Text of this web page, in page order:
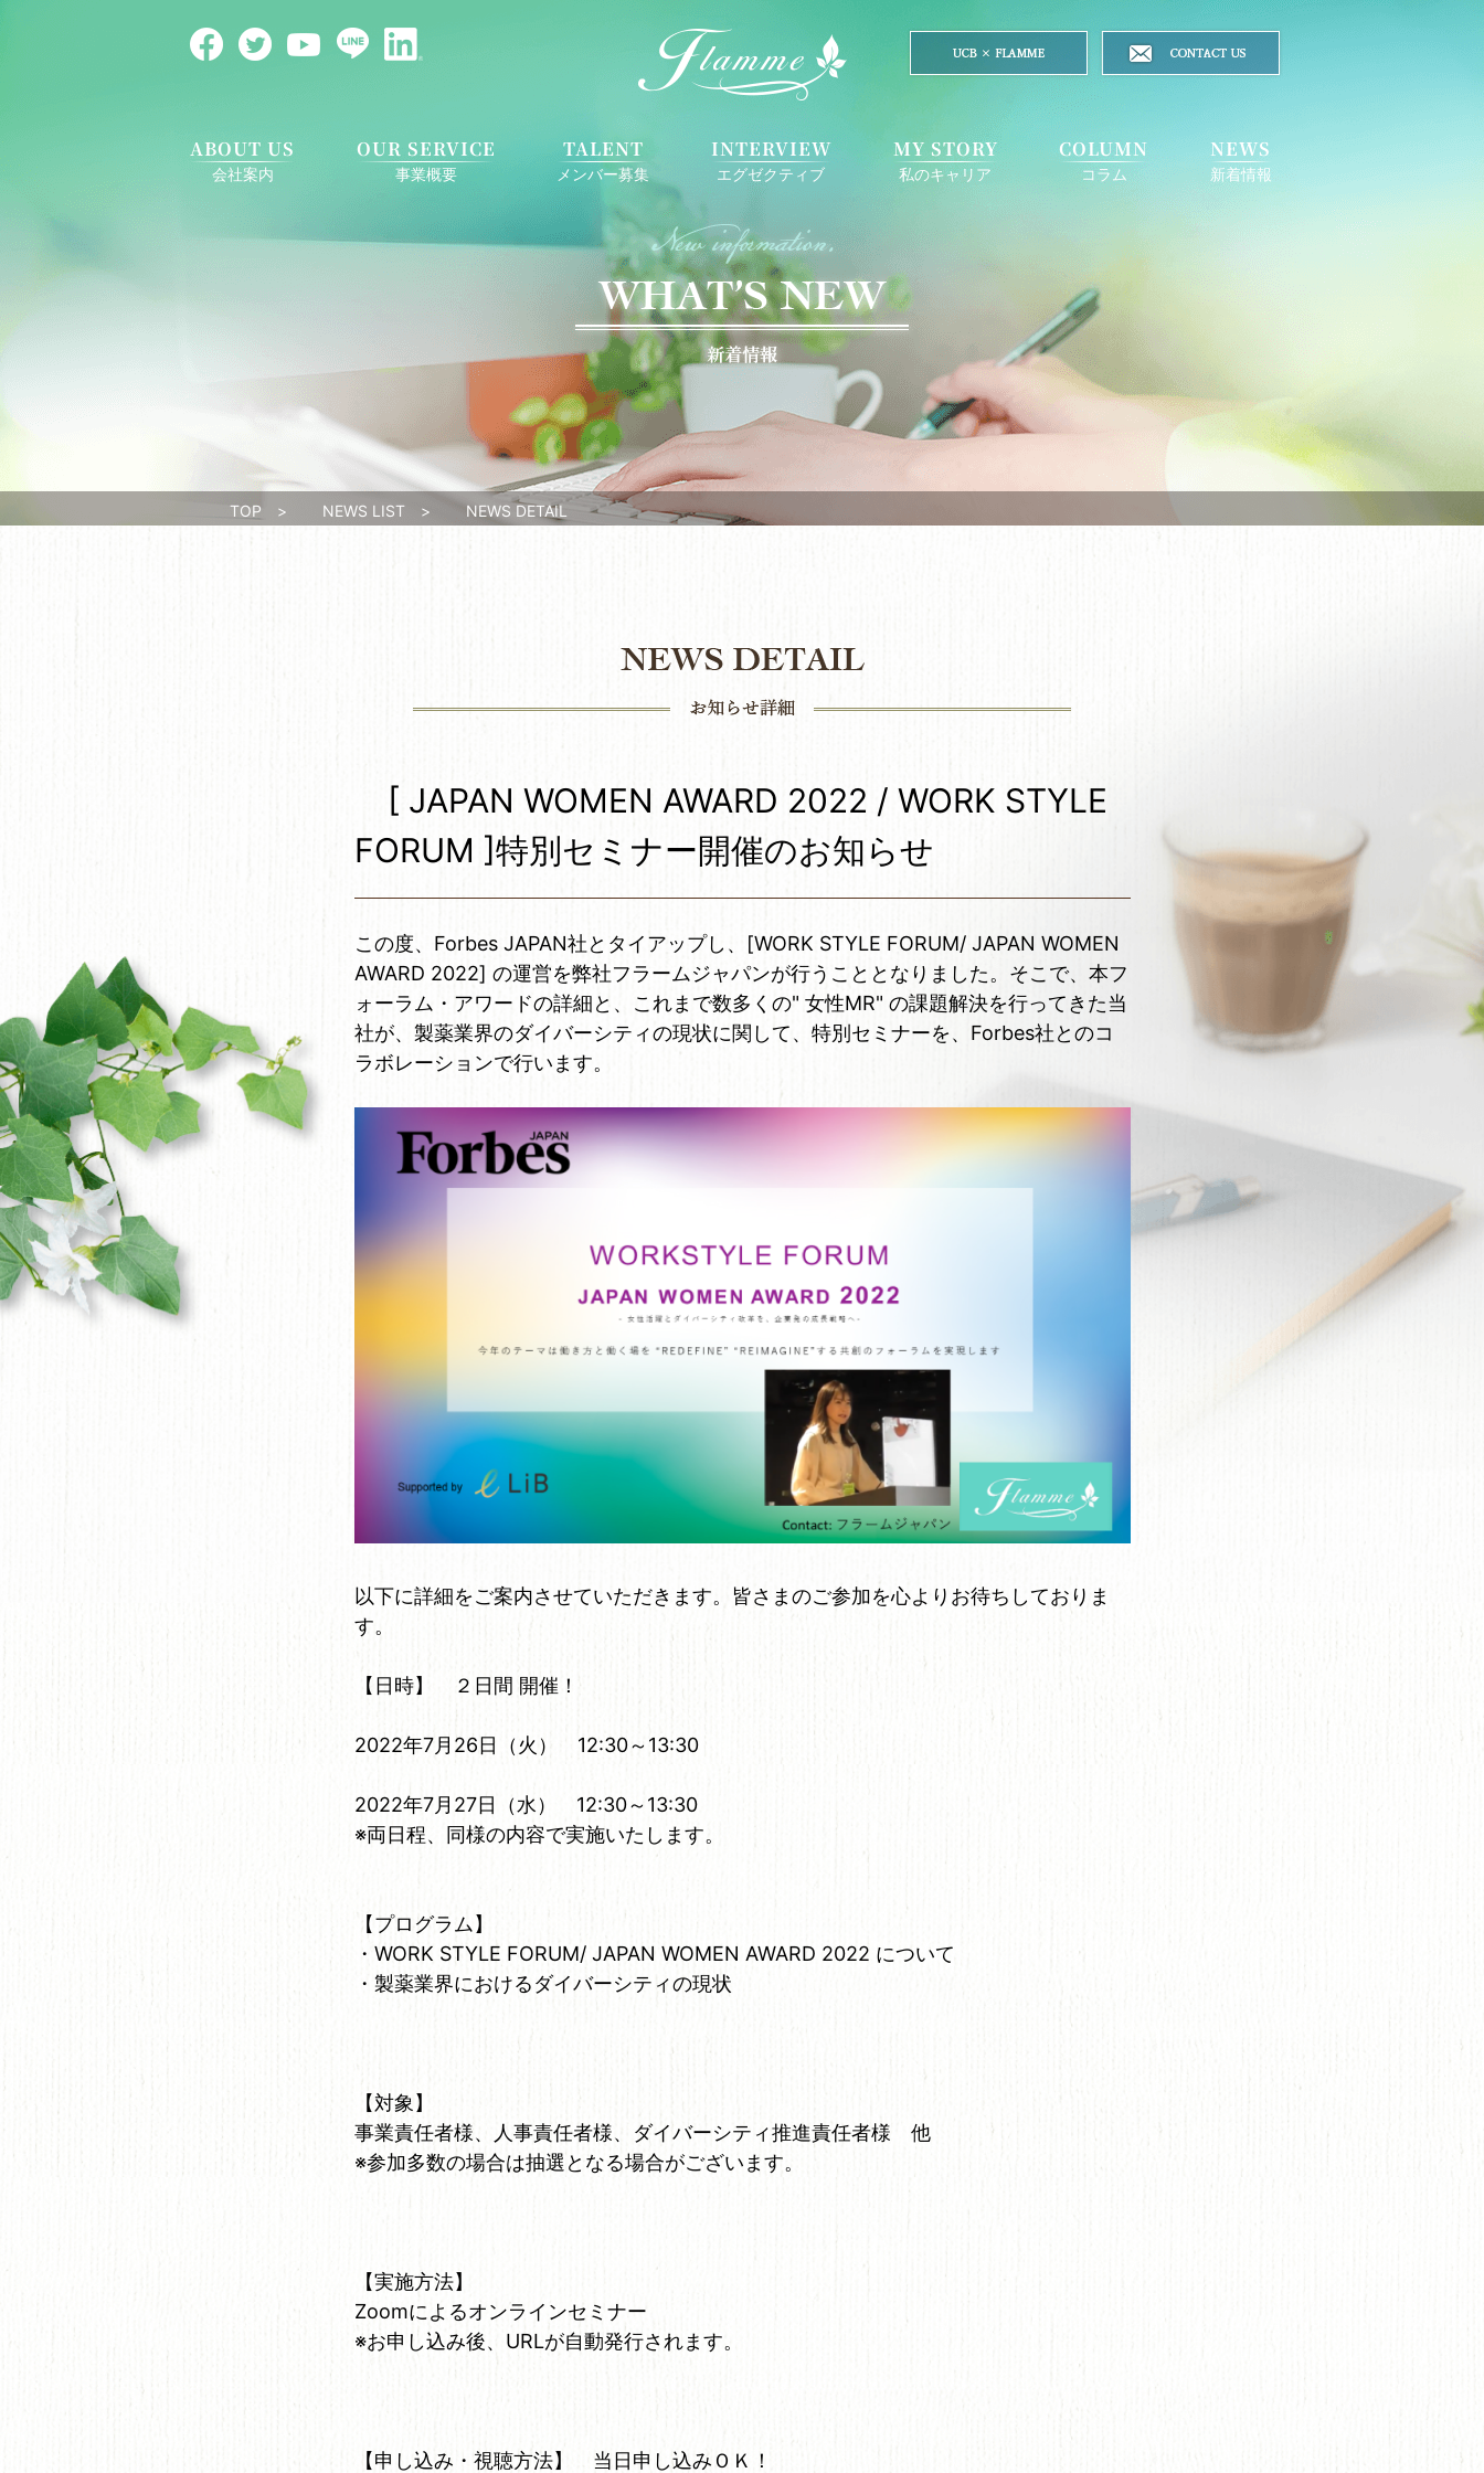
ABOUT US
会社案内
OUR SERVICE
事業概要
TALENT
メンバー募集
INTERVIEW
エグゼクティブ
MY STORY
私のキャリア
COLUMN
コラム
NEWS
新着情報
TOP > NEWS LIST > NEWS DETAIL
[ JAPAN WOMEN AWARD 2022 / WORK STYLE
FORUM ]特別セミナー開催のお知らせ
この度、Forbes JAPAN社とタイアップし、[WORK STYLE FORUM/ JAPAN WOMEN
AWARD 2022] の運営を弊社フラームジャパンが行うこととなりました。そこで、本フ
ォーラム・アワードの詳細と、これまで数多くの" 女性MR" の課題解決を行ってきた当
社が、製薬業界のダイバーシティの現状に関して、特別セミナーを、Forbes社とのコ
ラボレーションで行います。
以下に詳細をご案内させていただきます。皆さまのご参加を心よりお待ちしておりま
す。
【日時】 ２日間 開催！
2022年7月26日（火） 12:30～13:30
2022年7月27日（水） 12:30～13:30
※両日程、同様の内容で実施いたします。
【プログラム】
・WORK STYLE FORUM/ JAPAN WOMEN AWARD 2022 について
・製薬業界におけるダイバーシティの現状
【対象】
事業責任者様、人事責任者様、ダイバーシティ推進責任者様 他
※参加多数の場合は抽選となる場合がございます。
【実施方法】
Zoomによるオンラインセミナー
※お申し込み後、URLが自動発行されます。
【申し込み・視聴方法】 当日申し込みＯＫ！